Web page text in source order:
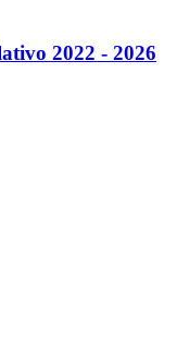
2022 - 2026